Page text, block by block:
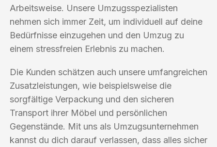
Arbeitsweise. Unsere Umzugsspezialisten
nehmen sich immer Zeit, um individuell auf deine
Bedürfnisse einzugehen und den Umzug zu
einem stressfreien Erlebnis zu machen.
Die Kunden schätzen auch unsere umfangreichen
Zusatzleistungen, wie beispielsweise die
sorgfältige Verpackung und den sicheren
Transport ihrer Möbel und persönlichen
Gegenstände. Mit uns als Umzugsunternehmen
kannst du dich darauf verlassen, dass alles sicher